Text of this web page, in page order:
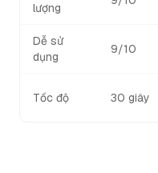
lượng
Dễ sử
dụng
9/10
Tốc độ 30 giây